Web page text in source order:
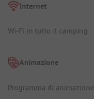
Internet
Wi-Fi in tutto il camping
Animazione
Programma di animazione